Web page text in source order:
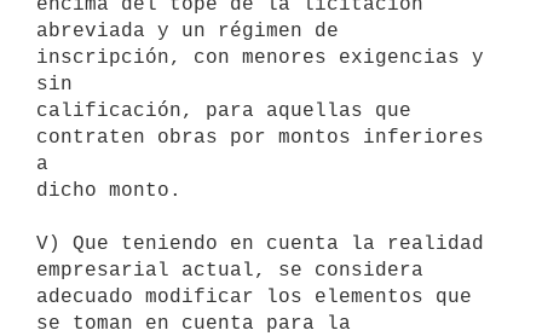
abreviada y un régimen de
inscripción, con menores exigencias y
sin
calificación, para aquellas que
contraten obras por montos inferiores
a
dicho monto.
V) Que teniendo en cuenta la realidad
empresarial actual, se considera
adecuado modificar los elementos que
se toman en cuenta para la